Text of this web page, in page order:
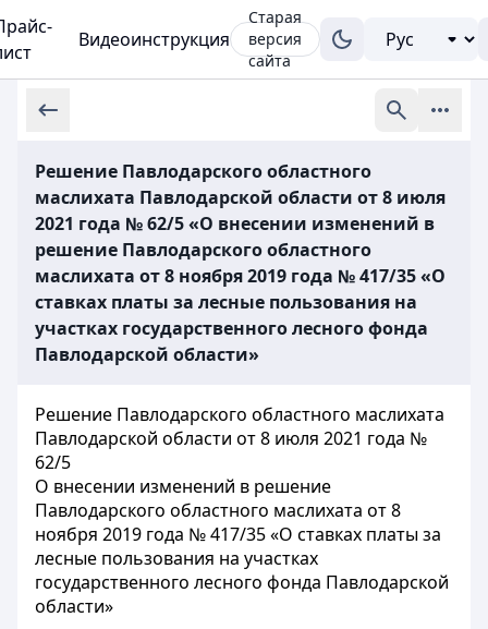
Видеоинструкция
Старая
версия
сайта
Решение Павлодарского областного
маслихата Павлодарской области от 8 июля
2021 года № 62/5 «О внесении изменений в
решение Павлодарского областного
маслихата от 8 ноября 2019 года № 417/35 «О
ставках платы за лесные пользования на
участках государственного лесного фонда
Павлодарской области»
Решение Павлодарского областного маслихата
Павлодарской области от 8 июля 2021 года №
62/5
О внесении изменений в решение
Павлодарского областного маслихата от 8
ноября 2019 года № 417/35 «О ставках платы за
лесные пользования на участках
государственного лесного фонда Павлодарской
области»